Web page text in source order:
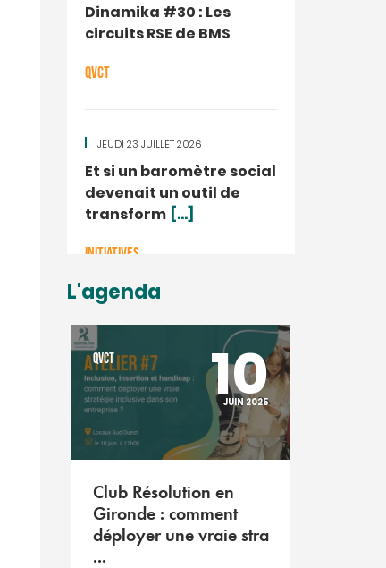
Dinamika #30 : Les
circuits RSE de BMS
QVCT
JEUDI 23 JUILLET 2026
Et si un baromètre social
devenait un outil de
transform [...]
INITIATIVES
L'agenda
QVCT 10
JUIN 2025
Club Résolution en
Gironde : comment
déployer une vraie stra
...